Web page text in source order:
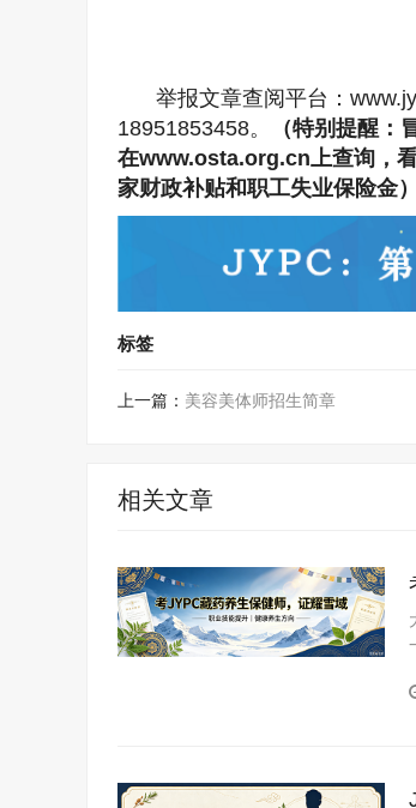
举报文章查阅平台：
18951853458。
（特别提醒：
在www.osta.org.cn上查询，
家财政补贴和职工失业保险金）
标签
上一篇： 美容美体师招生简章
相关文章